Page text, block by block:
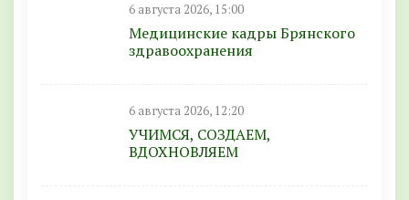
6 августа 2026, 15:00
Медицинские кадры Брянского
здравоохранения
6 августа 2026, 12:20
УЧИМСЯ, СОЗДАЕМ,
ВДОХНОВЛЯЕМ